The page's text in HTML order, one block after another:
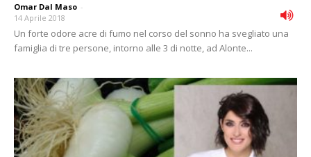
Omar Dal Maso -
14 Aprile 2018
Un forte odore acre di fumo nel corso del sonno ha svegliato una
famiglia di tre persone, intorno alle 3 di notte, ad Alonte...